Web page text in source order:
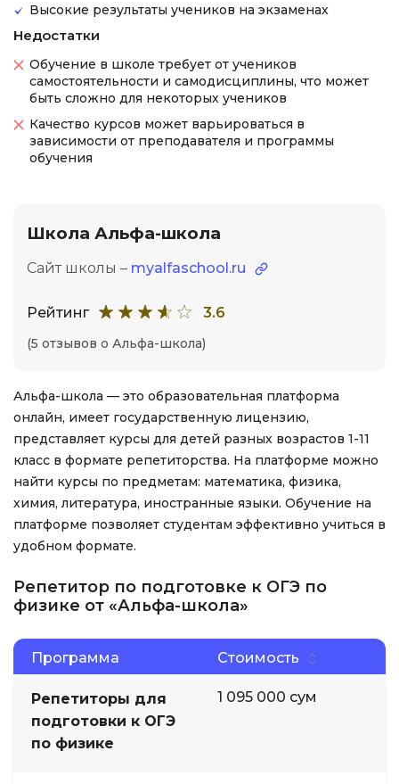
Высокие результаты учеников на экзаменах
Недостатки
Обучение в школе требует от учеников
самостоятельности и самодисциплины, что может
быть сложно для некоторых учеников
Качество курсов может варьироваться в
зависимости от преподавателя и программы
обучения
Школа Альфа-школа
Сайт школы – myalfaschool.ru
Рейтинг 3.6
(5 отзывов о Альфа-школа)
Альфа-школа — это образовательная платформа
онлайн, имеет государственную лицензию,
представляет курсы для детей разных возрастов 1-11
класс в формате репетиторства. На платформе можно
найти курсы по предметам: математика, физика,
химия, литература, иностранные языки. Обучение на
платформе позволяет студентам эффективно учиться в
удобном формате.
Репетитор по подготовке к ОГЭ по
физике от «Альфа-школа»
Программа Стоимость
Репетиторы для
подготовки к ОГЭ
по физике
1 095 000 сум